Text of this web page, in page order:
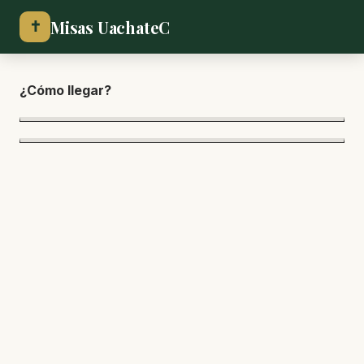
✝ Misas UachateC
¿Cómo llegar?